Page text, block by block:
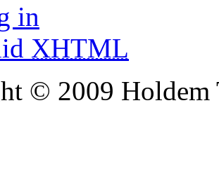
in
XHTML
© 2009 Holdem